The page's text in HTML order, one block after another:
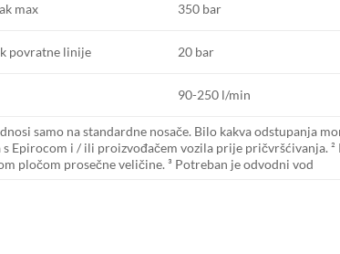
max 350 bar
povratne linije 20 bar
90-250 l/min
samo na standardne nosače. Bilo kakva odstupanja
s Epirocom i / ili proizvođačem vozila prije pričvršćivanja.
pločom prosečne veličine. ³ Potreban je odvodni vod